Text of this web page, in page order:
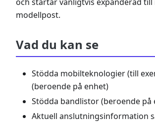
modellpost.
Vad du kan se
Stödda mobilteknologier (till
(beroende på enhet)
Stödda bandlistor (beroende på
Aktuell anslutningsinformation